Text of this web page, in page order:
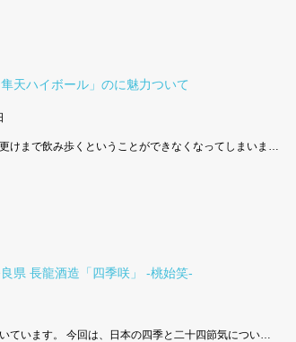
天ハイボール」のに魅力ついて
けまで飲み歩くということができなくなってしまいま…
県 長龍酒造「四季咲」 -桃始笑-
ています。 今回は、日本の四季と二十四節気につい…